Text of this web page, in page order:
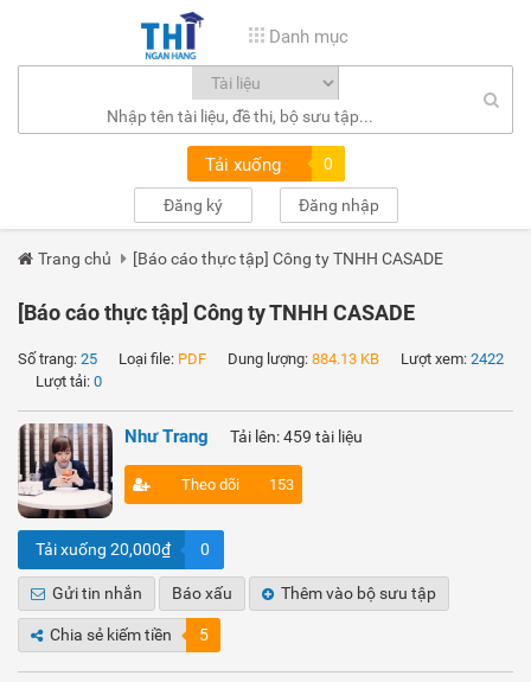
Danh mục
Tải xuống 0
Đăng ký Đăng nhập
Trang chủ [Báo cáo thực tập] Công ty TNHH CASADE
[Báo cáo thực tập] Công ty TNHH CASADE
Số trang: 25 Loại file: PDF Dung lượng: 884.13 KB Lượt xem: 2422
Lượt tải: 0
Như Trang Tải lên: 459 tài liệu
Theo dõi 153
Tải xuống 20,000₫ 0
Gửi tin nhắn Báo xấu Thêm vào bộ sưu tập
Chia sẻ kiếm tiền 5